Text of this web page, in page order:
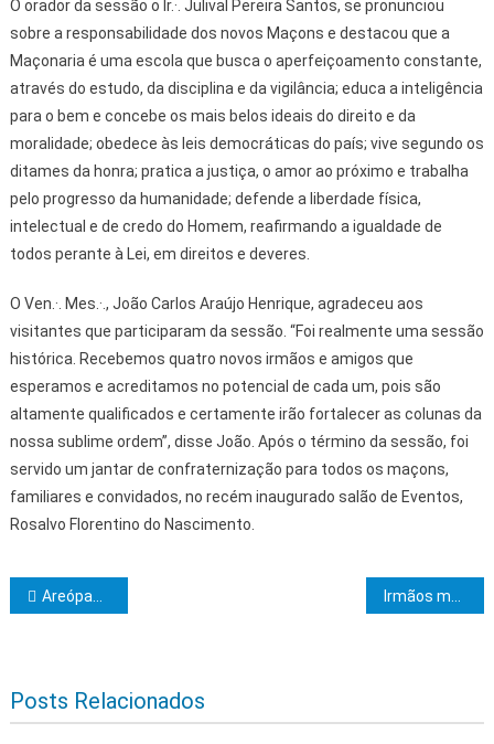
O orador da sessão o Ir.·. Julival Pereira Santos, se pronunciou
sobre a responsabilidade dos novos Maçons e destacou que a
Maçonaria é uma escola que busca o aperfeiçoamento constante,
através do estudo, da disciplina e da vigilância; educa a inteligência
para o bem e concebe os mais belos ideais do direito e da
moralidade; obedece às leis democráticas do país; vive segundo os
ditames da honra; pratica a justiça, o amor ao próximo e trabalha
pelo progresso da humanidade; defende a liberdade física,
intelectual e de credo do Homem, reafirmando a igualdade de
todos perante à Lei, em direitos e deveres.
O Ven.·. Mes.·., João Carlos Araújo Henrique, agradeceu aos
visitantes que participaram da sessão. “Foi realmente uma sessão
histórica. Recebemos quatro novos irmãos e amigos que
esperamos e acreditamos no potencial de cada um, pois são
altamente qualificados e certamente irão fortalecer as colunas da
nossa sublime ordem”, disse João. Após o término da sessão, foi
servido um jantar de confraternização para todos os maçons,
familiares e convidados, no recém inaugurado salão de Eventos,
Rosalvo Florentino do Nascimento.
Navegação de Post
Areópago Itabunense realiza Sessão Magna de Iniciação
Posts Relacionados